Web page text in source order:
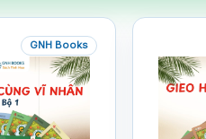
GNH Books